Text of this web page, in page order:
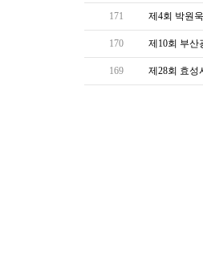
171 제4회 박원
170 제10회 부산
169 제28회 효성